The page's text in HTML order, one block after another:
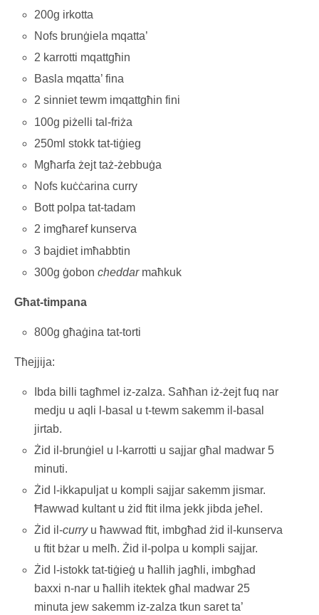
200g irkotta
Nofs brunġiela mqatta’
2 karrotti mqattgħin
Basla mqatta’ fina
2 sinniet tewm imqattgħin fini
100g piżelli tal-friża
250ml stokk tat-tiġieg
Mgħarfa żejt taż-żebbuġa
Nofs kuċċarina curry
Bott polpa tat-tadam
2 imgħaref kunserva
3 bajdiet imħabbtin
300g ġoboncheddarmaħkuk
Għat-timpana
800g għaġina tat-torti
Tħejjija:
Ibda billi tagħmel iz-zalza. Saħħan iż-żejt fuq nar
medju u aqli l-basal u t-tewm sakemm il-basal
jirtab.
Żid il-brunġiel u l-karrotti u sajjar għal madwar 5
minuti.
Żid l-ikkapuljat u kompli sajjar sakemm jismar.
Ħawwad kultant u żid ftit ilma jekk jibda jeħel.
Żid il-curryu ħawwad ftit, imbgħad żid il-kunserva
u ftit bżar u melħ. Żid il-polpa u kompli sajjar.
Żid l-istokk tat-tiġieġ u ħallih jagħli, imbgħad
baxxi n-nar u ħallih itektek għal madwar 25
minuta jew sakemm iz-zalza tkun saret ta’